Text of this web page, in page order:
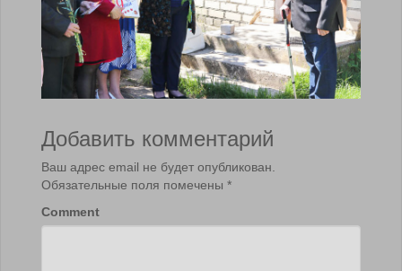
Добавить комментарий
Ваш адрес email не будет опубликован.
Обязательные поля помечены *
Comment